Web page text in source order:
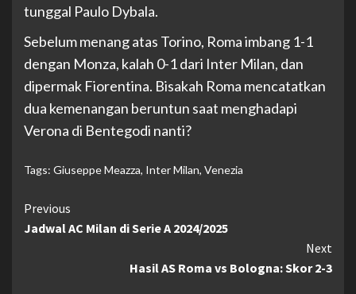
tunggal Paulo Dybala.
Sebelum menang atas Torino, Roma imbang 1-1
dengan Monza, kalah 0-1 dari Inter Milan, dan
dipermak Fiorentina. Bisakah Roma mencatatkan
dua kemenangan beruntun saat menghadapi
Verona di Bentegodi nanti?
Tags: Giuseppe Meazza, Inter Milan, Venezia
Continue
Reading
Previous
Jadwal AC Milan di Serie A 2024/2025
Next
Hasil AS Roma vs Bologna: Skor 2-3